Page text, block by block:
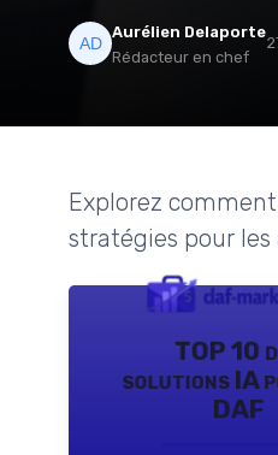
Aurélien Delaporte
Rédacteur en chef
Explorez
stratégies pour
TOP 10
solutions IA
DAF